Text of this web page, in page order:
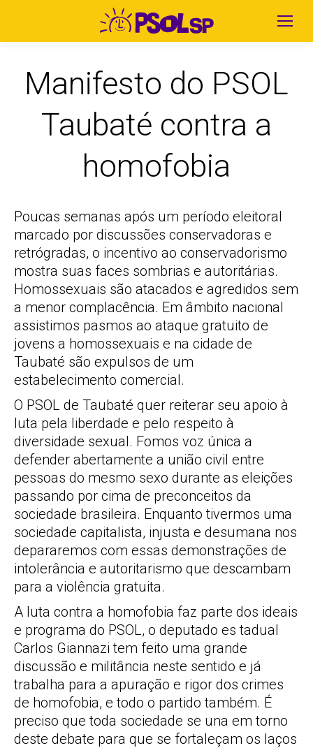
Manifesto do PSOL
Taubaté contra a
homofobia
Poucas semanas após um período eleitoral
marcado por discussões conservadoras e
retrógradas, o incentivo ao conservadorismo
mostra suas faces sombrias e autoritárias.
Homossexuais são atacados e agredidos sem
a menor complacência. Em âmbito nacional
assistimos pasmos ao ataque gratuito de
jovens a homossexuais e na cidade de
Taubaté são expulsos de um
estabelecimento comercial.
O PSOL de Taubaté quer reiterar seu apoio à
luta pela liberdade e pelo respeito à
diversidade sexual. Fomos voz única a
defender abertamente a união civil entre
pessoas do mesmo sexo durante as eleições
passando por cima de preconceitos da
sociedade brasileira. Enquanto tivermos uma
sociedade capitalista, injusta e desumana nos
depararemos com essas demonstrações de
intolerância e autoritarismo que descambam
para a violência gratuita.
A luta contra a homofobia faz parte dos ideais
e programa do PSOL, o deputado es tadual
Carlos Giannazi tem feito uma grande
discussão e militância neste sentido e já
trabalha para a apuração e rigor dos crimes
de homofobia, e todo o partido também. É
preciso que toda sociedade se una em torno
deste debate para que se fortaleçam os laços